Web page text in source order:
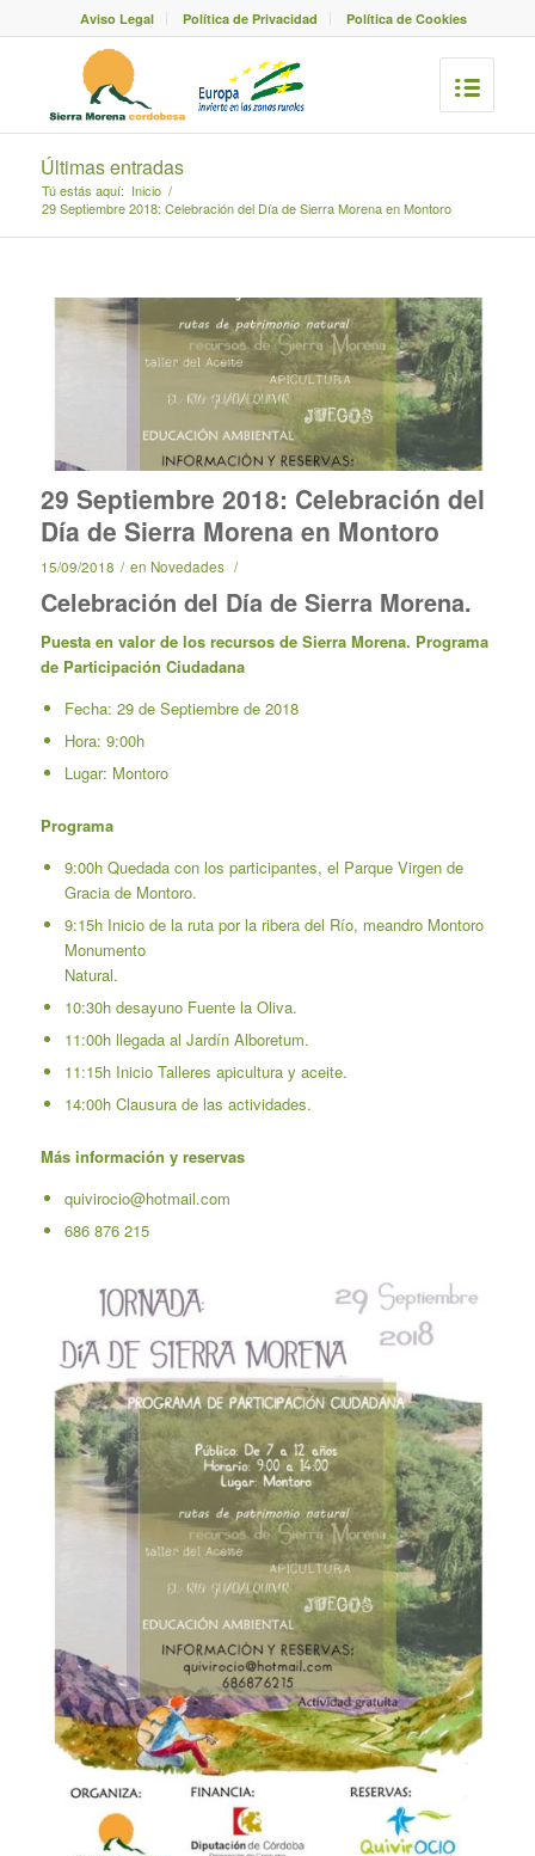
Aviso Legal Política de Privacidad Política de Cookies
Últimas entradas
Tú estás aquí: Inicio /
29 Septiembre 2018: Celebración del Día de Sierra Morena en Montoro
29 Septiembre 2018: Celebración del
Día de Sierra Morena en Montoro
15/09/2018 / en Novedades /
Celebración del Día de Sierra Morena.
Puesta en valor de los recursos de Sierra Morena. Programa
de Participación Ciudadana
Fecha: 29 de Septiembre de 2018
Hora: 9:00h
Lugar: Montoro
Programa
9:00h Quedada con los participantes, el Parque Virgen de
Gracia de Montoro.
9:15h Inicio de la ruta por la ribera del Río, meandro Montoro
Monumento
Natural.
10:30h desayuno Fuente la Oliva.
11:00h llegada al Jardín Alboretum.
11:15h Inicio Talleres apicultura y aceite.
14:00h Clausura de las actividades.
Más información y reservas
quivirocio@hotmail.com
686 876 215